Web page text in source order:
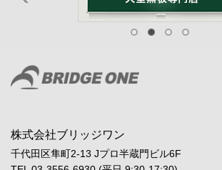
株式会社ブリッジワン
千代田区隼町2-13 Jプロ半蔵門ビル6F